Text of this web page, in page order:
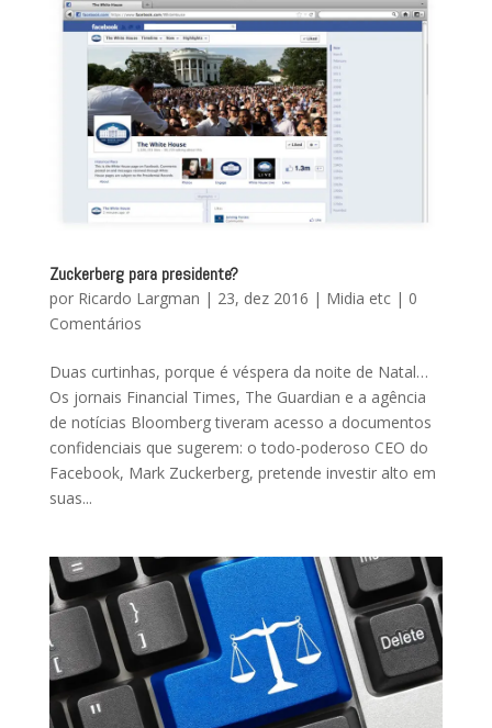
Zuckerberg para presidente?
por Ricardo Largman | 23, dez 2016 | Midia etc| 0
Comentários
Duas curtinhas, porque é véspera da noite de Natal…
Os jornais Financial Times, The Guardian e a agência
de notícias Bloomberg tiveram acesso a documentos
confidenciais que sugerem: o todo-poderoso CEO do
Facebook, Mark Zuckerberg, pretende investir alto em
suas...